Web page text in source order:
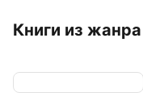
Книги из жанра